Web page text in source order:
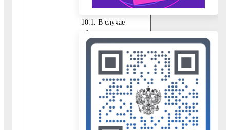
10.1. В случае
обращения за
получением
Государственной
непосредственно
самого Заявителя
представляются
следующие
обязательные